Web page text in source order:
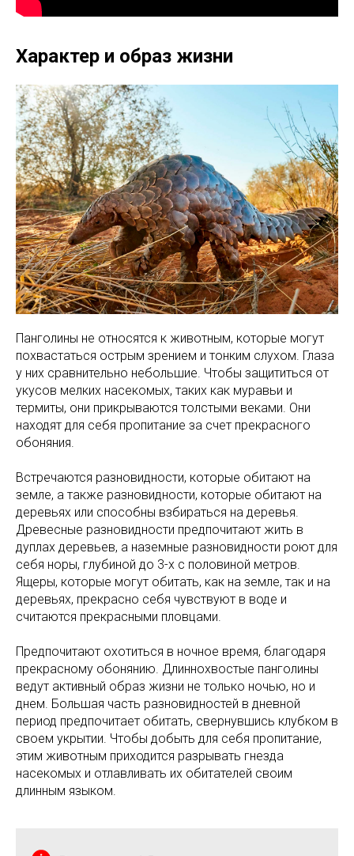
Характер и образ жизни
Панголины не относятся к животным, которые могут
похвастаться острым зрением и тонким слухом. Глаза
у них сравнительно небольшие. Чтобы защититься от
укусов мелких насекомых, таких как муравьи и
термиты, они прикрываются толстыми веками. Они
находят для себя пропитание за счет прекрасного
обоняния.
Встречаются разновидности, которые обитают на
земле, а также разновидности, которые обитают на
деревьях или способны взбираться на деревья.
Древесные разновидности предпочитают жить в
дуплах деревьев, а наземные разновидности роют для
себя норы, глубиной до 3-х с половиной метров.
Ящеры, которые могут обитать, как на земле, так и на
деревьях, прекрасно себя чувствуют в воде и
считаются прекрасными пловцами.
Предпочитают охотиться в ночное время, благодаря
прекрасному обонянию. Длиннохвостые панголины
ведут активный образ жизни не только ночью, но и
днем. Большая часть разновидностей в дневной
период предпочитает обитать, свернувшись клубком в
своем укрытии. Чтобы добыть для себя пропитание,
этим животным приходится разрывать гнезда
насекомых и отлавливать их обитателей своим
длинным языком.